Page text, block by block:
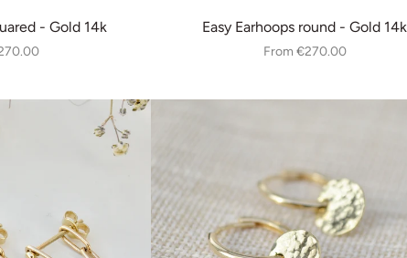
- Gold 14k Easy Earhoops round - Gold 14k
From €270.00